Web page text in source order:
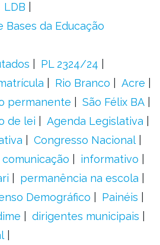
LDB
Bases da Educação
PL 2324/24
Rio Branco
Acre
permanente
São Félix BA
de lei
Agenda Legislativa
Congresso Nacional
comunicação
informativo
permanência na escola
Demográfico
Painéis
dirigentes municipais